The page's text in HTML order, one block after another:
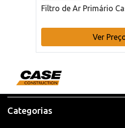
Filtro de Ar Primário
Ver
Categorias